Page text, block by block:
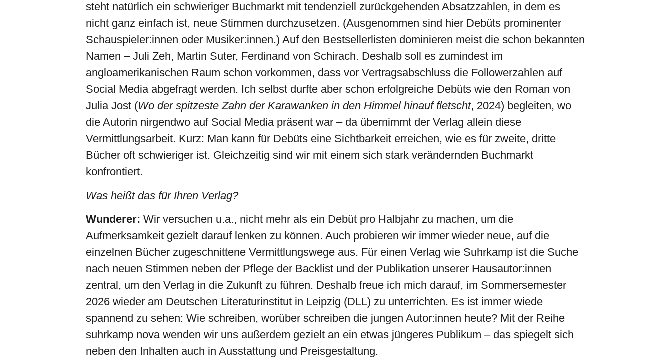
steht natürlich ein schwieriger Buchmarkt mit tendenziell zurückgehenden Absatzzahlen, in dem es
nicht ganz einfach ist, neue Stimmen durchzusetzen. (Ausgenommen sind hier Debüts prominenter
Schauspieler:innen oder Musiker:innen.) Auf den Bestsellerlisten dominieren meist die schon bekannten
Namen – Juli Zeh, Martin Suter, Ferdinand von Schirach. Deshalb soll es zumindest im
angloamerikanischen Raum schon vorkommen, dass vor Vertragsabschluss die Followerzahlen auf
Social Media abgefragt werden. Ich selbst durfte aber schon erfolgreiche Debüts wie den Roman von
Julia Jost (Wo der spitzeste Zahn der Karawanken in den Himmel hinauf fletscht, 2024) begleiten, wo
die Autorin nirgendwo auf Social Media präsent war – da übernimmt der Verlag allein diese
Vermittlungsarbeit. Kurz: Man kann für Debüts eine Sichtbarkeit erreichen, wie es für zweite, dritte
Bücher oft schwieriger ist. Gleichzeitig sind wir mit einem sich stark verändernden Buchmarkt
konfrontiert.
Was heißt das für Ihren Verlag?
Wunderer: Wir versuchen u.a., nicht mehr als ein Debüt pro Halbjahr zu machen, um die
Aufmerksamkeit gezielt darauf lenken zu können. Auch probieren wir immer wieder neue, auf die
einzelnen Bücher zugeschnittene Vermittlungswege aus. Für einen Verlag wie Suhrkamp ist die Suche
nach neuen Stimmen neben der Pflege der Backlist und der Publikation unserer Hausautor:innen
zentral, um den Verlag in die Zukunft zu führen. Deshalb freue ich mich darauf, im Sommersemester
2026 wieder am Deutschen Literaturinstitut in Leipzig (DLL) zu unterrichten. Es ist immer wiede
spannend zu sehen: Wie schreiben, worüber schreiben die jungen Autor:innen heute? Mit der Reihe
suhrkamp nova wenden wir uns außerdem gezielt an ein etwas jüngeres Publikum – das spiegelt sich
neben den Inhalten auch in Ausstattung und Preisgestaltung.